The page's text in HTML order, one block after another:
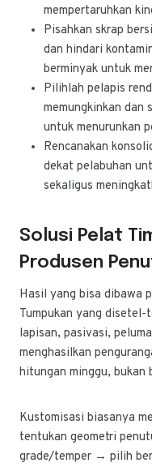
mempertaruhkan
Pisahkan skrap
dan hindari
berminyak untuk
Pilihlah pelapis
memungkinkan dan
untuk menurunkan
Rencanakan
dekat pelabuhan
sekaligus
Solusi Pelat
Produsen
Hasil yang bisa dibawa
Tumpukan yang
lapisan, pasivasi,
menghasilkan
hitungan minggu, bukan
Kustomisasi biasanya
tentukan geometri
grade/temper → pilih